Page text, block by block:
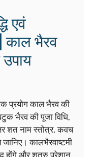
का
तांत्रिक
दृष्टि